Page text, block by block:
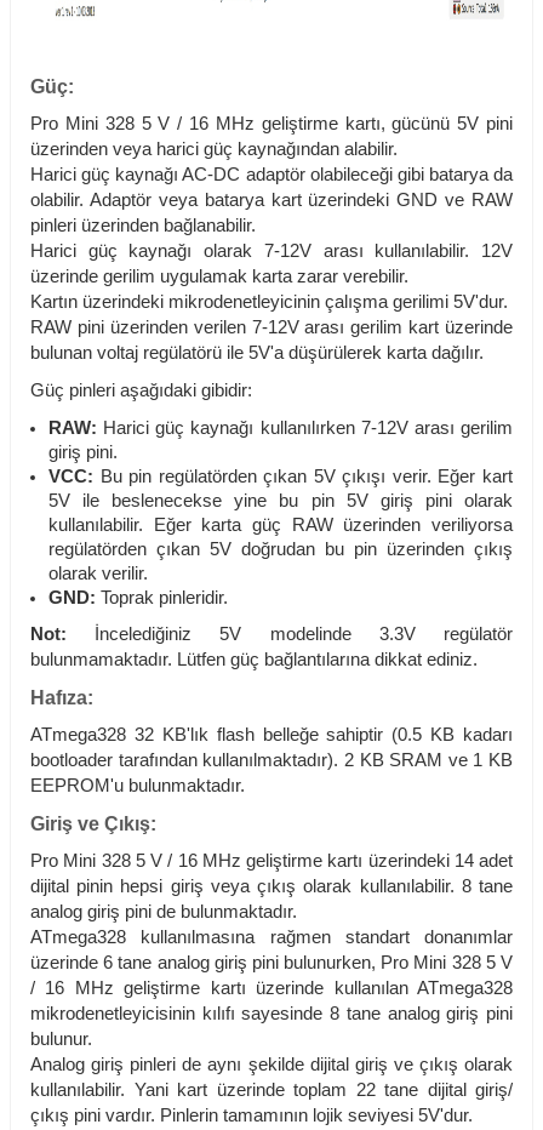
Güç:
Pro Mini 328 5 V / 16 MHz geliştirme kartı, gücünü 5V pini
üzerinden veya harici güç kaynağından alabilir.
Harici güç kaynağı AC-DC adaptör olabileceği gibi batarya da
olabilir. Adaptör veya batarya kart üzerindeki GND ve RAW
pinleri üzerinden bağlanabilir.
Harici güç kaynağı olarak 7-12V arası kullanılabilir. 12V
üzerinde gerilim uygulamak karta zarar verebilir.
Kartın üzerindeki mikrodenetleyicinin çalışma gerilimi 5V'dur.
RAW pini üzerinden verilen 7-12V arası gerilim kart üzerinde
bulunan voltaj regülatörü ile 5V'a düşürülerek karta dağılır.
Güç pinleri aşağıdaki gibidir:
RAW: Harici güç kaynağı kullanılırken 7-12V arası gerilim
giriş pini.
VCC: Bu pin regülatörden çıkan 5V çıkışı verir. Eğer kart
5V ile beslenecekse yine bu pin 5V giriş pini olarak
kullanılabilir. Eğer karta güç RAW üzerinden veriliyorsa
regülatörden çıkan 5V doğrudan bu pin üzerinden çıkış
olarak verilir.
GND: Toprak pinleridir.
Not: İncelediğiniz 5V modelinde 3.3V regülatör
bulunmamaktadır. Lütfen güç bağlantılarına dikkat ediniz.
Hafıza:
ATmega328 32 KB'lık flash belleğe sahiptir (0.5 KB kadarı
bootloader tarafından kullanılmaktadır). 2 KB SRAM ve 1 KB
EEPROM'u bulunmaktadır.
Giriş ve Çıkış:
Pro Mini 328 5 V / 16 MHz geliştirme kartı üzerindeki 14 adet
dijital pinin hepsi giriş veya çıkış olarak kullanılabilir. 8 tane
analog giriş pini de bulunmaktadır.
ATmega328 kullanılmasına rağmen standart donanımlar
üzerinde 6 tane analog giriş pini bulunurken, Pro Mini 328 5 V
/ 16 MHz geliştirme kartı üzerinde kullanılan ATmega328
mikrodenetleyicisinin kılıfı sayesinde 8 tane analog giriş pini
bulunur.
Analog giriş pinleri de aynı şekilde dijital giriş ve çıkış olarak
kullanılabilir. Yani kart üzerinde toplam 22 tane dijital giriş/
çıkış pini vardır. Pinlerin tamamının lojik seviyesi 5V'dur.